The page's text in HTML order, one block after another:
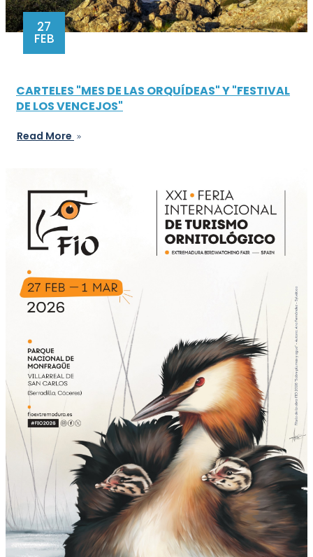
27
FEB
CARTELES "MES DE LAS ORQUÍDEAS" Y "FESTIVAL
DE LOS VENCEJOS"
Read More